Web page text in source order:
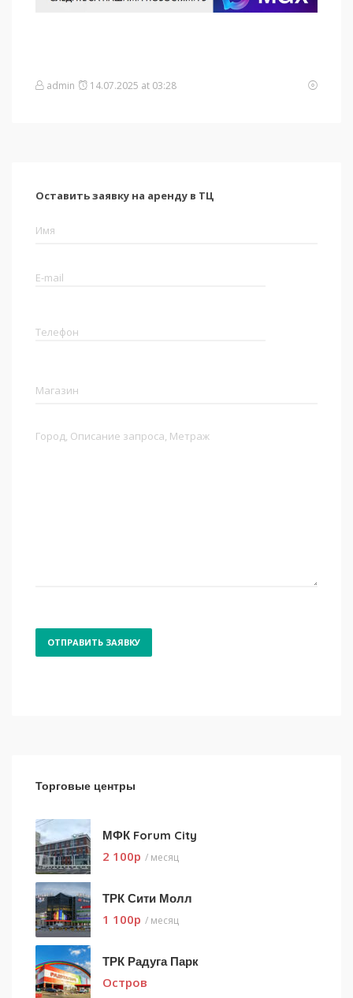
admin 14.07.2025 at 03:28
Оставить заявку на аренду в ТЦ
Торговые центры
МФК Forum City
2 100p / месяц
ТРК Сити Молл
1 100p / месяц
ТРК Радуга Парк
Остров